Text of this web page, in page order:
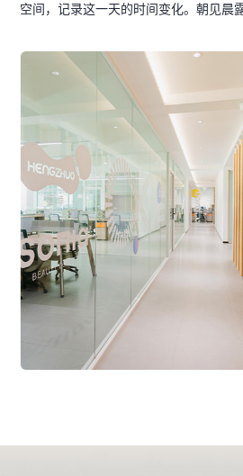
空间，记录这一天的时间变化。朝见晨